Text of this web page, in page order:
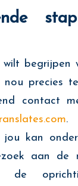
begrijpen
precies
contact
.
kan
aan de
de